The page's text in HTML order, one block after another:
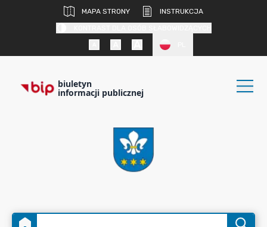
MAPA STRONY
INSTRUKCJA
biuletyn
informacji publicznej